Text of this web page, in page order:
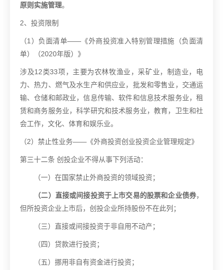
原则实施管理。
2、投资限制
（1 ）负面清单——《外商投资准入特别管理措施（负面清
单）（2020年版）》
涉及12类33项，主要为农林牧渔业，采矿业，制造业，电
力、热力、燃气及水生产和供应业，批发和零售业，交通运
输、仓储和邮政业，信息传输、软件和信息技术服务业，租
赁和商务服务业，科学研究和技术服务业，教育，卫生和社
会工作，文化、体育和娱乐业。
（2）禁止性业务—— 《外商投资创业投资企业管理规定》
第三十二条 创投企业不得从事下列活动：
（一）在国家禁止外商投资的领域投资；
（二）直接或间接投资于上市交易的股票和企业债券，
但所投资企业上市后，创投企业所持股份不在此列；
（三）直接或间接投资于非自用不动产；
（四）贷款进行投资；
（五）挪用非自有资金进行投资；